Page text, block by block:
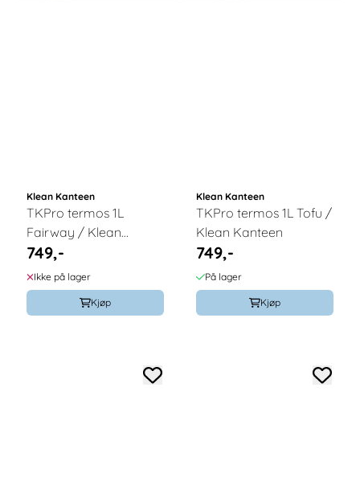
Klean Kanteen
TKPro termos 1L
Fairway / Klean
Kanteen
749,-
Ikke på lager
Kjøp
Klean Kanteen
TKPro termos 1L Tofu /
Klean Kanteen
749,-
På lager
Kjøp